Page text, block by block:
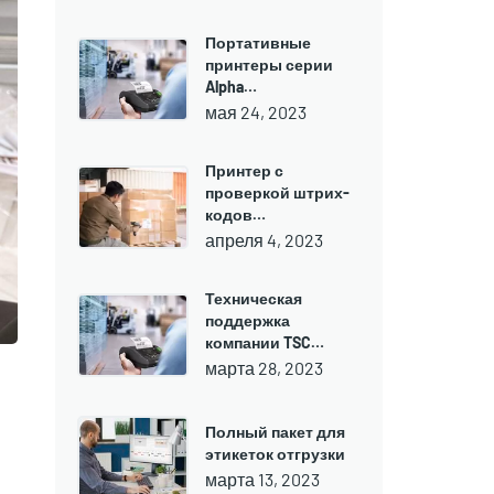
Портативные
принтеры серии
Alpha…
мая 24, 2023
Принтер с
проверкой штрих-
кодов…
апреля 4, 2023
Техническая
поддержка
компании TSC…
марта 28, 2023
Полный пакет для
этикеток отгрузки
марта 13, 2023